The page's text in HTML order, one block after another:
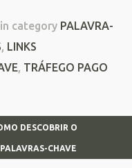
in category PALAVRA-
, LINKS
, TRÁFEGO PAGO
DESCOBRIR O
CHAVE